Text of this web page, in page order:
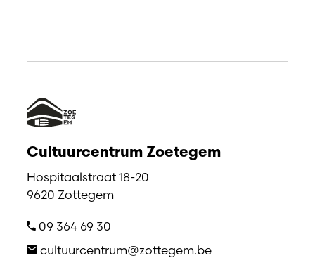
Cultuurcentrum Zoetegem
Hospitaalstraat 18-20
9620 Zottegem
09 364 69 30
cultuurcentrum@zottegem.be